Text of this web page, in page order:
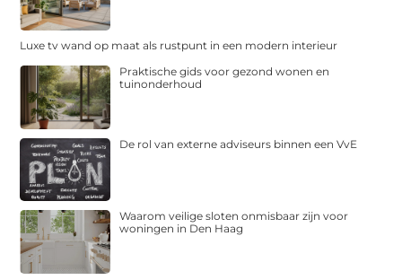
Luxe tv wand op maat als rustpunt in een modern interieur
Praktische gids voor gezond wonen en
tuinonderhoud
De rol van externe adviseurs binnen een VvE
Waarom veilige sloten onmisbaar zijn voor
woningen in Den Haag